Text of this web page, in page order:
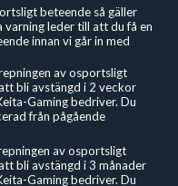
beteende så gäller
varning leder till att du få en
innan vi går in med
av osportsligt
bli avstängd i 2 veckor
Gaming bedriver. Du
från pågående
av osportsligt
bli avstängd i 3 månader
Gaming bedriver. Du